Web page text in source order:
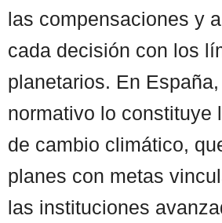
las compensaciones y
cada decisión con los
planetarios. En
normativo lo constituye
de cambio climático,
planes con metas
las instituciones